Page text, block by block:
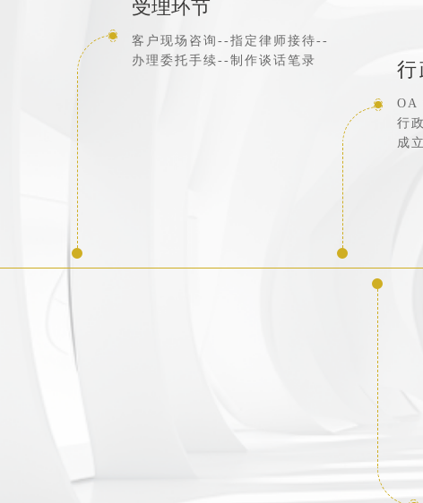
受理环节
客户现场咨询--指定律师接待--
办理委托手续--制作谈话笔录
行
OA
行
成